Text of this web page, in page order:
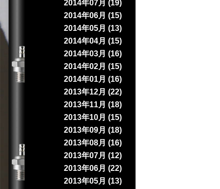
2014年07月 (19)
2014年06月 (15)
2014年05月 (13)
2014年04月 (15)
2014年03月 (16)
2014年02月 (15)
2014年01月 (16)
2013年12月 (22)
2013年11月 (18)
2013年10月 (15)
2013年09月 (18)
2013年08月 (16)
2013年07月 (12)
2013年06月 (22)
2013年05月 (13)